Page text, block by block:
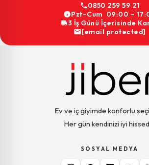
0850 259 59 21
Pzt–Cum 09:00 –
3 İş Günü İçerisinde
[email protected]
Ev ve iç giyimde konforlu
Her gün kendinizi iyi
SOSYAL MEDYA